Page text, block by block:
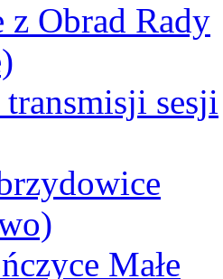
z Obrad Rady
sesji
Małe